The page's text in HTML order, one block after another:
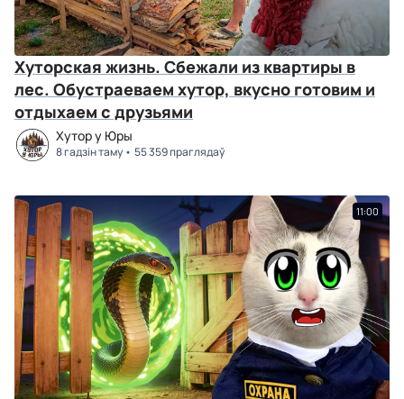
Хуторская жизнь. Сбежали из квартиры в
лес. Обустраеваем хутор, вкусно готовим и
отдыхаем с друзьями
Хутор у Юры
8 гадзін таму 55 359 праглядаў
11:00